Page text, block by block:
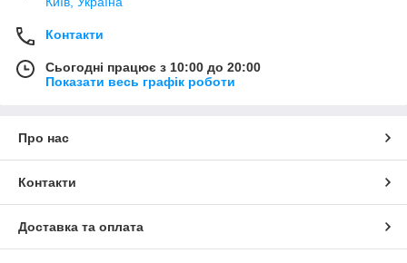
Контакти
Сьогодні працює з 10:00 до 20:00
Показати весь графік роботи
Про нас
Контакти
Доставка та оплата